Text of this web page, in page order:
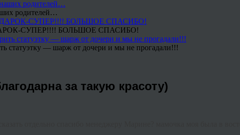
родителей…
СУПЕР!!!! БОЛЬШОЕ СПАСИБО!
статуэтку — шарж от дочери и мы не прогадали!!!
за такую красоту)